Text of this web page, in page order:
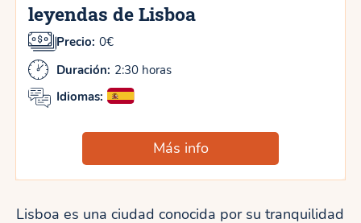
leyendas de Lisboa
Precio: 0€
Duración: 2:30 horas
Idiomas:
Más info
Lisboa es una ciudad conocida por su tranquilidad